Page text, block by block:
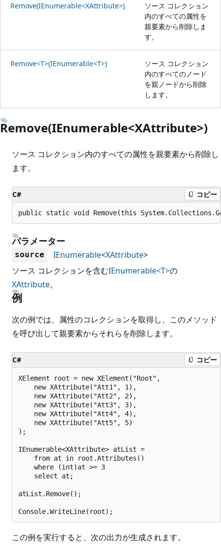
Remove(IEnumerable<XAttribute>)
ソース コレクション
内のすべての属性を
親要素から削除しま
す。
Remove<T>(IEnumerable<T>)
ソース コレクション
内のすべてのノード
を親ノードから削除
します。
Remove(IEnumerable<XAttribute>)
ソース コレクション内のすべての属性を親要素から削除し
ます。
C# コピー
public static void Remove(this
パラメーター
source IEnumerable<XAttribute>
ソース コレクションを含むIEnumerable<T>の
XAttribute。
例
次の例では、属性のコレクションを取得し、このメソッド
を呼び出して親要素からそれらを削除します。
C# コピー
XElement root = new XElement("Root",
    new XAttribute("Att1", 1),
    new XAttribute("Att2", 2),
    new XAttribute("Att3", 3),
    new XAttribute("Att4", 4),
    new XAttribute("Att5", 5)
);
IEnumerable<XAttribute> atList =
    from at in root.Attributes()
    where (int)at >= 3
    select at;
atList.Remove();
この例を実行すると、次の出力が生成されます。